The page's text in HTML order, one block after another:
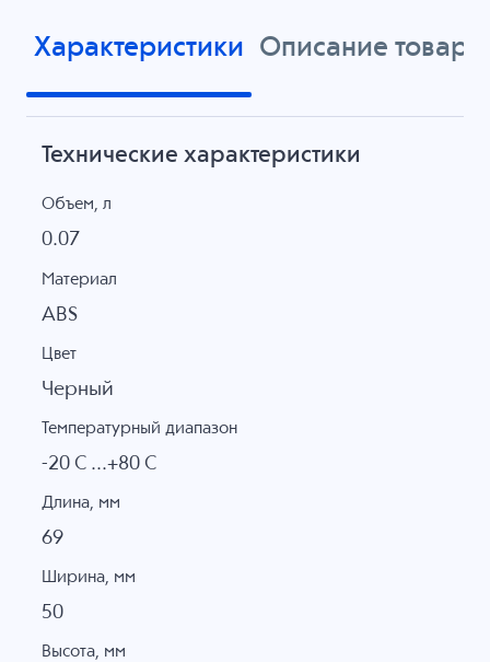
Характеристики Описание товара
Технические характеристики
Объем, л
0.07
Материал
ABS
Цвет
Черный
Температурный диапазон
-20 C ...+80 C
Длина, мм
69
Ширина, мм
50
Высота, мм